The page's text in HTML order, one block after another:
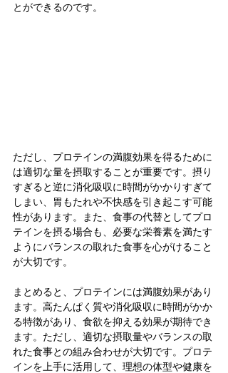
とができるのです。
ただし、プロテインの満腹効果を得るために
は適切な量を摂取することが重要です。摂り
すぎると逆に消化吸収に時間がかかりすぎて
しまい、胃もたれや不快感を引き起こす可能
性があります。また、食事の代替としてプロ
テインを摂る場合も、必要な栄養素を満たす
ようにバランスの取れた食事を心がけること
が大切です。
まとめると、プロテインには満腹効果があり
ます。高たんぱく質や消化吸収に時間がかか
る特徴があり、食欲を抑える効果が期待でき
ます。ただし、適切な摂取量やバランスの取
れた食事との組み合わせが大切です。プロテ
インを上手に活用して、理想の体型や健康を